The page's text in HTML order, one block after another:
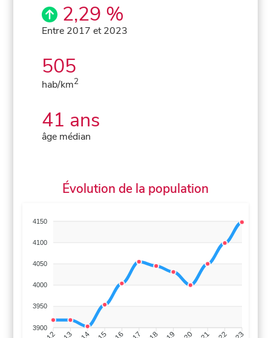
2,29 %
Entre 2017 et 2023
505
hab/km2
41 ans
âge médian
Évolution de la population
4150
4100
4050
4000
3950
3900